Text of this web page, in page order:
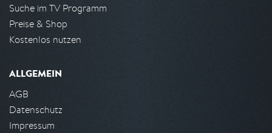
Suche im TV Programm
Preise & Shop
Kostenlos nutzen
ALLGEMEIN
AGB
Datenschutz
Impressum